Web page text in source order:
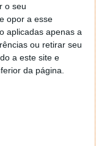
o seu
opor a esse
aplicadas apenas a
ou retirar seu
a este site e
da página.
nos radares e
estar a
Mas,
de